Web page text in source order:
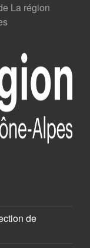
La région
de